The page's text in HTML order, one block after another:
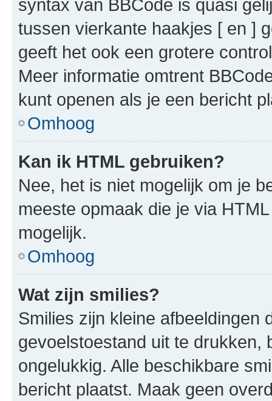
syntax van BBCode is quasi
tussen vierkante haakjes [ en ]
geeft het ook een grotere
Meer informatie omtrent
kunt openen als je een bericht
Omhoog
Kan ik HTML gebruiken?
Nee, het is niet mogelijk om je
meeste opmaak die je via
mogelijk.
Omhoog
Wat zijn smilies?
Smilies zijn kleine afbeeldingen
gevoelstoestand uit te drukken,
ongelukkig. Alle beschikbare
bericht plaatst. Maak geen